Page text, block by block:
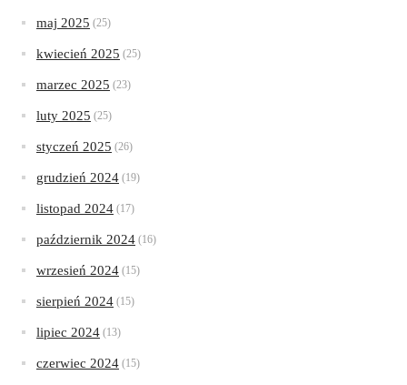
maj 2025 (25)
kwiecień 2025 (25)
marzec 2025 (23)
luty 2025 (25)
styczeń 2025 (26)
grudzień 2024 (19)
listopad 2024 (17)
październik 2024 (16)
wrzesień 2024 (15)
sierpień 2024 (15)
lipiec 2024 (13)
czerwiec 2024 (15)